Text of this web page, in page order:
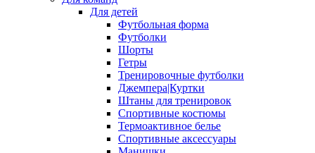
Для детей
Футбольная форма
Футболки
Шорты
Гетры
Тренировочные футболки
Джемпера|Куртки
Штаны для тренировок
Спортивные костюмы
Термоактивное белье
Спортивные аксессуары